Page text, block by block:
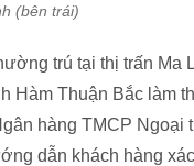
(bên trái)
trú tại thị trấn Ma
Hàm Thuận Bắc làm
hàng TMCP Ngoại
dẫn khách hàng